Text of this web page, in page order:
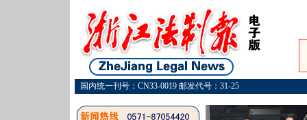
国内统一刊号：CN33-0019 邮发代号：31-25